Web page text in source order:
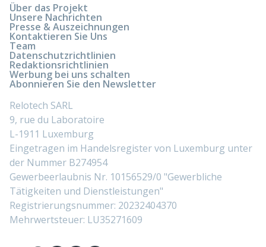
Über das Projekt
Unsere Nachrichten
Presse & Auszeichnungen
Kontaktieren Sie Uns
Team
Datenschutzrichtlinien
Redaktionsrichtlinien
Werbung bei uns schalten
Abonnieren Sie den Newsletter
Relotech SARL
9, rue du Laboratoire
L-1911 Luxemburg
Eingetragen im Handelsregister von Luxemburg unter
der Nummer B274954
Gewerbeerlaubnis Nr. 10156529/0 "Gewerbliche
Tätigkeiten und Dienstleistungen"
Registrierungsnummer: 20232404370
Mehrwertsteuer: LU35271609